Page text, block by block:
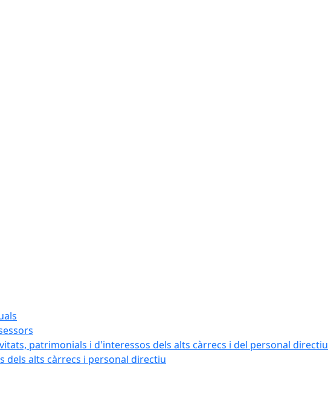
patrimonials i d'interessos dels alts càrrecs i del personal directiu
dels alts càrrecs i personal directiu